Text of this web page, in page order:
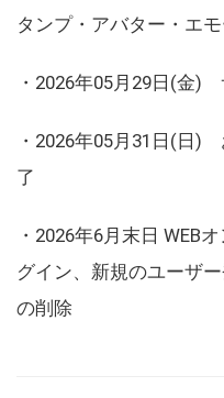
タンプ・アバター・エ
・2026年05月29日(金)
・2026年05月31日(日)
了
・2026年6月末日 WEB
グイン、新規のユーザ
の削除